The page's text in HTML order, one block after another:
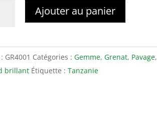
Ajouter au panier
GR4001 Catégories : Gemme, Grenat, Pavage,
brillant Étiquette :Tanzanie